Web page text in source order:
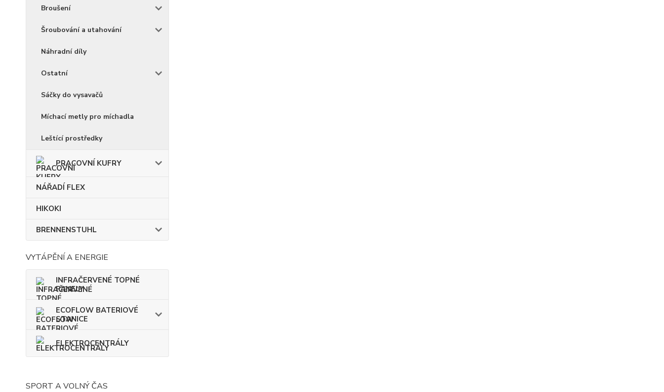
Broušení
Šroubování a utahování
Náhradní díly
Ostatní
Sáčky do vysavačů
Míchací metly pro míchadla
Leštící prostředky
PRACOVNÍ KUFRY
NÁŘADÍ FLEX
HIKOKI
BRENNENSTUHL
VYTÁPĚNÍ A ENERGIE
INFRAČERVENÉ TOPNÉ
PANELY
ECOFLOW BATERIOVÉ
STANICE
ELEKTROCENTRÁLY
SPORT A VOLNÝ ČAS